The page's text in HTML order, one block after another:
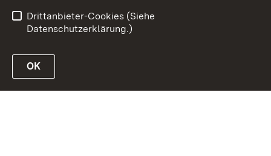
Link zur Website des MLR Baden-Württemberg
Drittanbieter-Cookies (Siehe
Datenschutzerklärung.)
OK